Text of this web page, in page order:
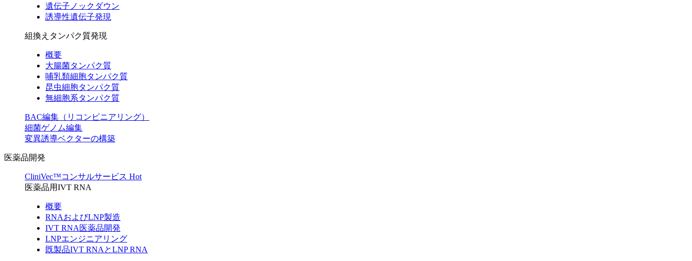
遺伝子ノックダウン
誘導性遺伝子発現
組換えタンパク質発現
概要
大腸菌タンパク質
哺乳類細胞タンパク質
昆虫細胞タンパク質
無細胞系タンパク質
BAC編集（リコンビニアリング）
細菌ゲノム編集
変異誘導ベクターの構築
医薬品開発
CliniVec™コンサルサービス Hot
医薬品用IVT RNA
概要
RNAおよびLNP製造
IVT RNA医薬品開発
LNPエンジニアリング
既製品IVT RNAとLNP RNA